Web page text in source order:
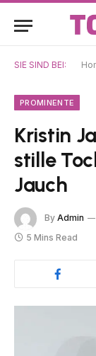
SIE SIND BEI:
PROMINENTE
Kristin
stille
Jauch
By Admin
5 Mins Read